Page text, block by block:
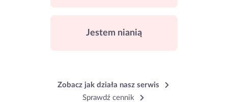
Jestem nianią
Zobacz jak działa nasz serwis
Sprawdź cennik